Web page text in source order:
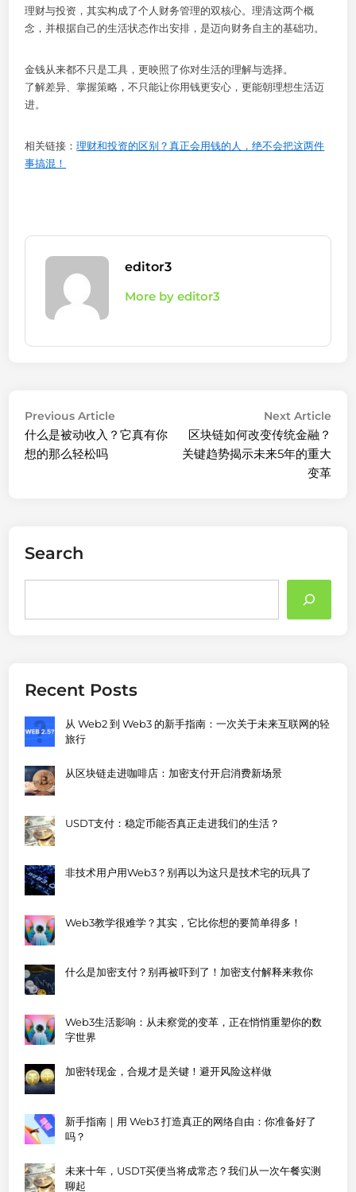
理财与投资，其实构成了个人财务管理的双核心。理清这两个概
念，并根据自己的生活状态作出安排，是迈向财务自主的基础功。
金钱从来都不只是工具，更映照了你对生活的理解与选择。
了解差异、掌握策略，不只能让你用钱更安心，更能朝理想生活迈
进。
相关链接：理财和投资的区别？真正会用钱的人，绝不会把这两件
事搞混！
editor3
More by editor3
Post
navigation
Previous Article
article:
什么是被动收入？它真有你
想的那么轻松吗
Next Article
区块链如何改变传统金融？
关键趋势揭示未来5年的重大
变革
Search
Recent Posts
从 Web2 到 Web3 的新手指南：一次关于未来互联网的轻
旅行
从区块链走进咖啡店：加密支付开启消费新场景
USDT支付：稳定币能否真正走进我们的生活？
非技术用户用Web3？别再以为这只是技术宅的玩具了
Web3教学很难学？其实，它比你想的要简单得多！
什么是加密支付？别再被吓到了！加密支付解释来救你
Web3生活影响：从未察觉的变革，正在悄悄重塑你的数
字世界
加密转现金，合规才是关键！避开风险这样做
新手指南｜用 Web3 打造真正的网络自由：你准备好了
吗？
未来十年，USDT买便当将成常态？我们从一次午餐实测
聊起